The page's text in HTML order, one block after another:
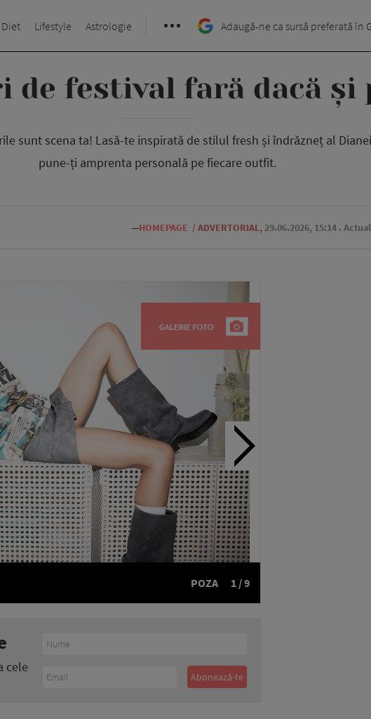
Lifestyle Astrologie Adaugă-ne ca sursă preferată în
festival fară dacă și
sunt scena ta! Lasă-te inspirată de stilul fresh și îndrăzneț al
pune-ți amprenta personală pe fiecare outfit.
—HOMEPAGE / ADVERTORIAL, 29.06.2026, 15:14 .
POZA 1 / 9
cele